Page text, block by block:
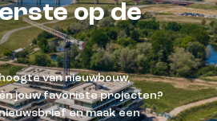
op de
van nieuwbouw,
jouw favoriete projecten?
en maak een